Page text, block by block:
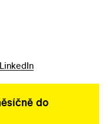
LinkedIn
do